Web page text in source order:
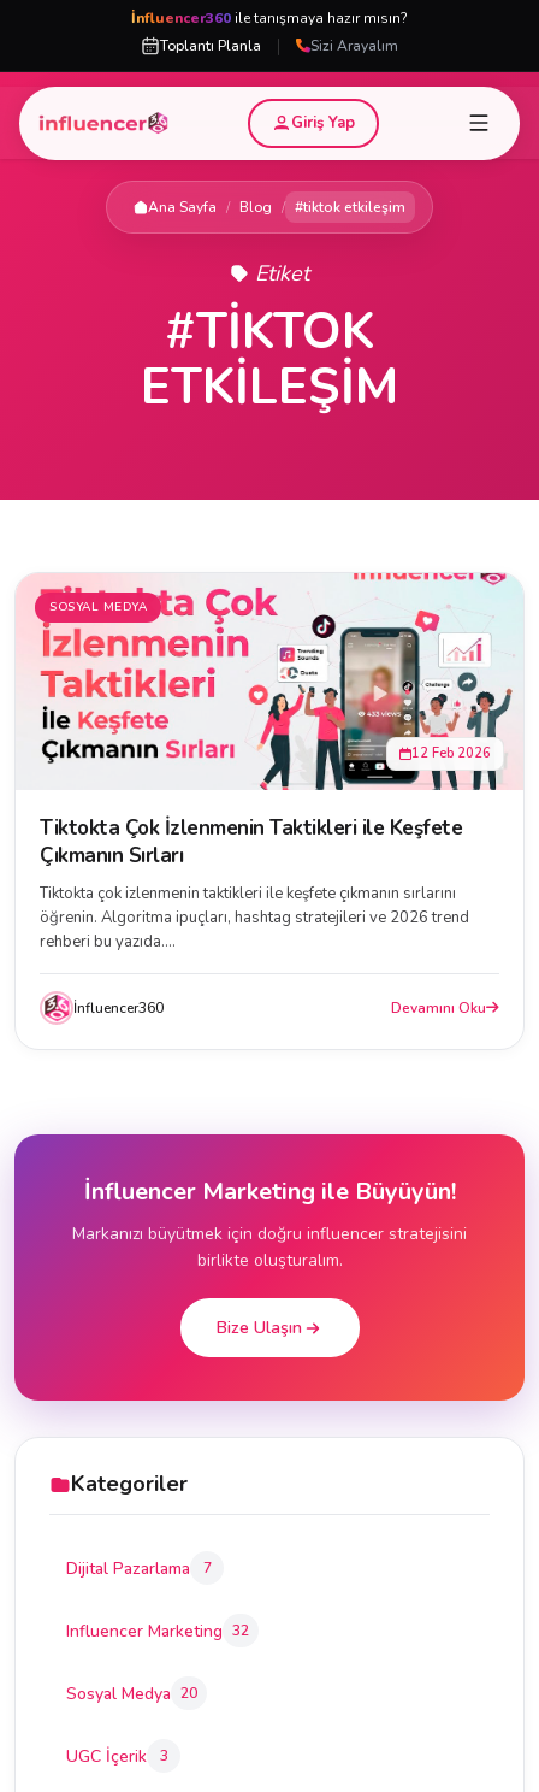
İnfluencer360 ile tanışmaya hazır mısın?
Toplantı Planla
| Sizi Arayalım
Giriş Yap
Ana Sayfa / Blog / #tiktok etkileşim
Etiket
#TIKTOK
ETKILEŞIM
SOSYAL MEDYA
12 Feb 2026
Tiktokta Çok İzlenmenin Taktikleri ile Keşfete
Çıkmanın Sırları
Tiktokta çok izlenmenin taktikleri ile keşfete çıkmanın sırlarını
öğrenin. Algoritma ipuçları, hashtag stratejileri ve 2026 trend
rehberi bu yazıda....
İnfluencer360 Devamını Oku
İnfluencer Marketing ile Büyüyün!
Markanızı büyütmek için doğru influencer stratejisini
birlikte oluşturalım.
Bize Ulaşın
Kategoriler
Dijital Pazarlama 7
Influencer Marketing 32
Sosyal Medya 20
UGC İçerik 3